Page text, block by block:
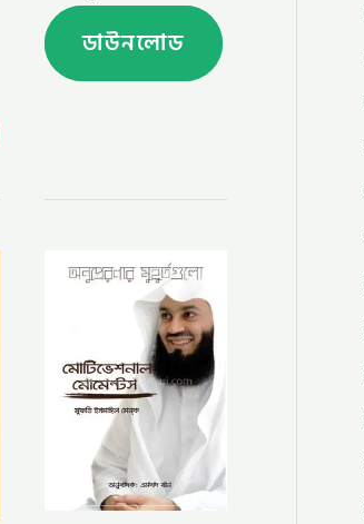
ডাউনলোড
মোটিভেশনাল
মোমেন্টস-
মুফতি
ইসমাঈল
,
ইমদাদ
খান
(অনুবাদক)
আমীর
আব্দুল্লাহ